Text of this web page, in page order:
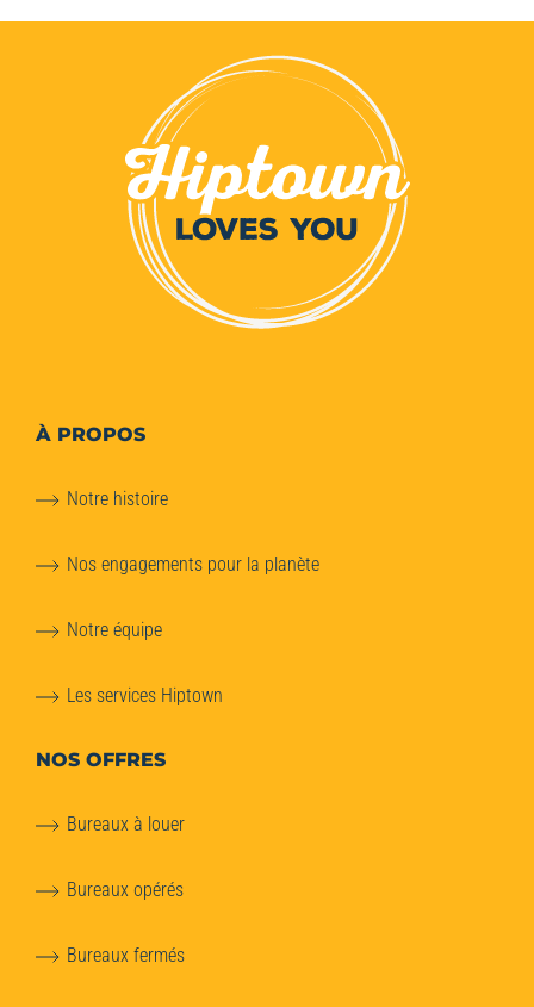
À PROPOS
Notre histoire
Nos engagements pour la planète
Notre équipe
Les services Hiptown
NOS OFFRES
Bureaux à louer
Bureaux opérés
Bureaux fermés